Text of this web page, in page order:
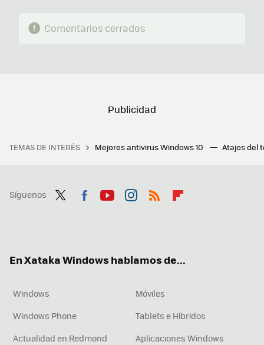
Comentarios cerrados
TEMAS DE INTERÉS Mejores antivirus Windows 10 Atajos del
Síguenos
En Xataka Windows hablamos de...
Windows
Móviles
Windows Phone
Tablets e Híbridos
Actualidad en Redmond
Aplicaciones Windows